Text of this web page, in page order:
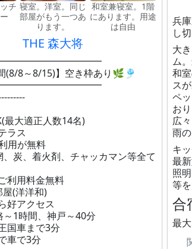
チ 寝室。洋室。同じ
部屋がもう一つあ
ります。
和室兼寝室。1階
にあります。用途
は自由
THE 森大将
(8/8～8/15)】空き枠あり🌿🎐
大適正人数14名)
ラス
用が無料
、炭、着火剤、チャッカマン等全て
利用料金無料
(洋洋和)
好アクセス
～1時間、神戸～40分
国車まで3分
車で3分
兵
し
大
ム
和
ス
ペ
お
広
雨
キ
最
照
等
合
最